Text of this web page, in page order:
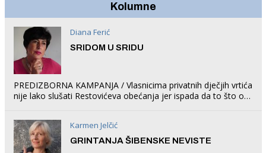
Kolumne
Diana Ferić
SRIDOM U SRIDU
PREDIZBORNA KAMPANJA / Vlasnicima privatnih dječjih vrtića
nije lako slušati Restovićeva obećanja jer ispada da to što oni
Karmen Jelčić
GRINTANJA ŠIBENSKE NEVISTE